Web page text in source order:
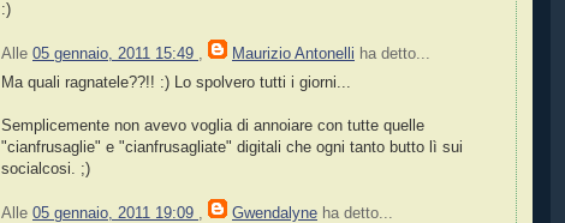
:)
Alle 05 gennaio, 2011 15:49 , Maurizio Antonelli ha detto...
Ma quali ragnatele??!! :) Lo spolvero tutti i giorni...
Semplicemente non avevo voglia di annoiare con tutte quelle
"cianfrusaglie" e "cianfrusagliate" digitali che ogni tanto butto lì sui
socialcosi. ;)
Alle 05 gennaio, 2011 19:09 , Gwendalyne ha detto...